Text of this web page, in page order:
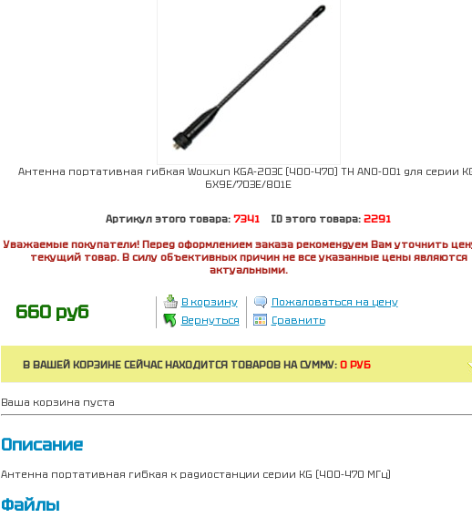
Антенна портативная гибкая Wouxun KGA-203С (400-470) TH ANO-001 для серии
6X9E/703E/801E
Артикул этого товара: 7341 ID этого товара: 2291
Уважаемые покупатели! Перед оформлением заказа рекомендуем Вам уточнить
текущий товар. В силу объективных причин не все указанные цены являются
актуальными.
660 руб
В корзину
Вернуться
Пожаловаться на цену
Сравнить
В ВАШЕЙ КОРЗИНЕ СЕЙЧАС НАХОДИТСЯ ТОВАРОВ НА СУММУ: 0 РУБ
Ваша корзина пуста
Описание
Антенна портативная гибкая к радиостанции серии KG (400-470 МГц)
Файлы